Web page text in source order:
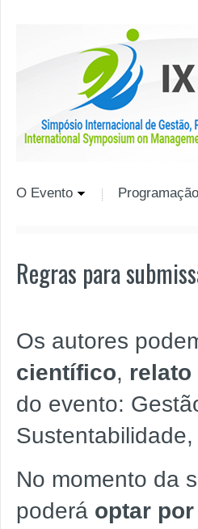
O Evento Programação
Regras para
Os autores
científico, relato
do evento:
No momento da
poderá optar